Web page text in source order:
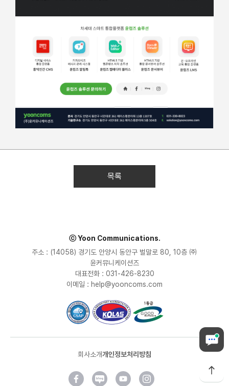
목록
ⓒ Yoon Communications.
주소 : (14058) 경기도 안양시 동안구 벌말로 80, 10층 ㈜
윤커뮤니케이션즈
대표전화 : 031-426-8230
이메일 : help@yooncoms.com
회사소개개인정보처리방침